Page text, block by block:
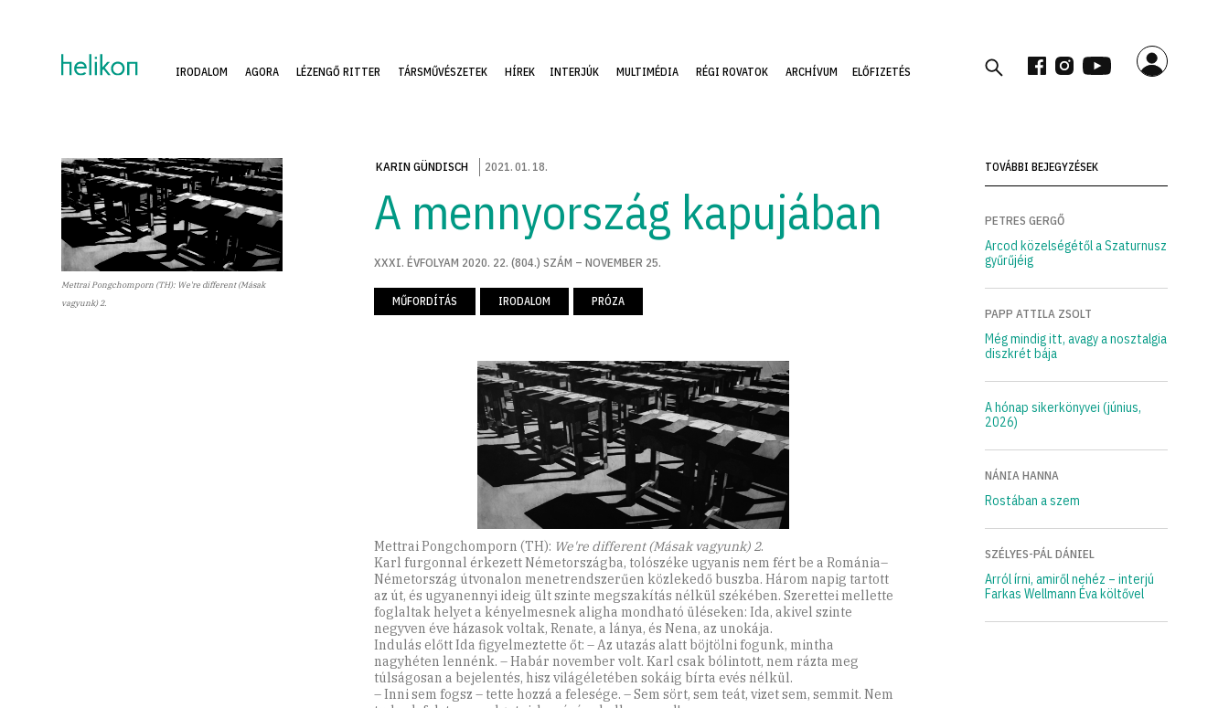
IRODALOM AGORA LÉZENGŐ RITTER TÁRSMŰVÉSZETEK HÍREK INTERJÚK MULTIMÉDIA RÉGI ROVATOK ARCHÍVUM ELŐFIZETÉS
Mettrai Pongchomporn (TH): We're different (Másak
vagyunk) 2.
KARIN GÜNDISCH 2021.01. 18.
A mennyország kapujában
XXXI. ÉVFOLYAM 2020. 22. (804.) SZÁM – NOVEMBER 25.
MŰFORDÍTÁS IRODALOM PRÓZA
Mettrai Pongchomporn (TH): We're different (Másak vagyunk) 2.
Karl furgonnal érkezett Németországba, tolószéke ugyanis nem fért be a Románia–
Németország útvonalon menetrendszerűen közlekedő buszba. Három napig tartott
az út, és ugyanennyi ideig ült szinte megszakítás nélkül székében. Szerettei mellette
foglaltak helyet a kényelmesnek aligha mondható üléseken: Ida, akivel szinte
negyven éve házasok voltak, Renate, a lánya, és Nena, az unokája.
Indulás előtt Ida figyelmeztette őt: – Az utazás alatt böjtölni fogunk, mintha
nagyhéten lennénk. – Habár november volt. Karl csak bólintott, nem rázta meg
túlságosan a bejelentés, hisz világéletében sokáig bírta evés nélkül.
– Inni sem fogsz – tette hozzá a felesége. – Sem sört, sem teát, vizet sem, semmit. Nem
TOVÁBBI BEJEGYZÉSEK
PETRES GERGŐ
Arcod közelségétől a Szaturnusz
gyűrűjéig
PAPP ATTILA ZSOLT
Még mindig itt, avagy a nosztalgia
diszkrét bája
A hónap sikerkönyvei (június,
2026)
NÁNIA HANNA
Rostában a szem
SZÉLYES-PÁL DÁNIEL
Arról írni, amiről nehéz – interjú
Farkas Wellmann Éva költővel